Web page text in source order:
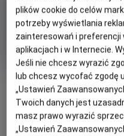
OBSERWUJ
Yu-Gi-
Oryginalny
tytuł
Yu-Gi-Oh!
Gatunek
Anime
Czas
trwania
130 min
PREMIERA
plików cookie do celów
potrzeby wyświetlania
zainteresowań i preferencji
aplikacjach i w Internecie.
Jeśli nie chcesz wyrazić
lub chcesz wycofać zgodę
„Ustawień
Twoich danych jest
masz prawo wyrazić
„Ustawień